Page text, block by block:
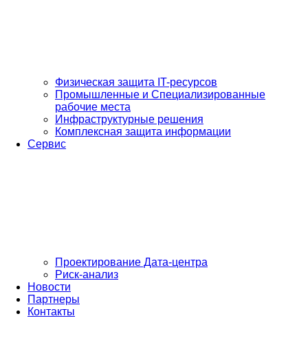
Физическая защита IT-ресурсов
Промышленные и Специализированные
рабочие места
Инфраструктурные решения
Комплексная защита информации
Сервис
Проектирование Дата-центра
Риск-анализ
Новости
Партнеры
Контакты